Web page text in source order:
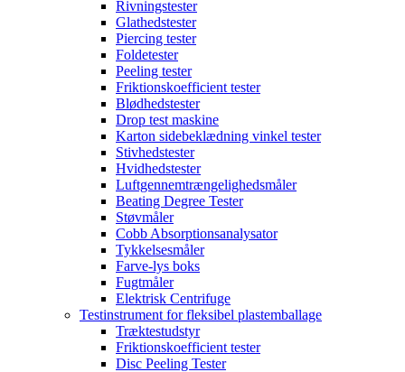
Rivningstester
Glathedstester
Piercing tester
Foldetester
Peeling tester
Friktionskoefficient tester
Blødhedstester
Drop test maskine
Karton sidebeklædning vinkel tester
Stivhedstester
Hvidhedstester
Luftgennemtrængelighedsmåler
Beating Degree Tester
Støvmåler
Cobb Absorptionsanalysator
Tykkelsesmåler
Farve-lys boks
Fugtmåler
Elektrisk Centrifuge
Testinstrument for fleksibel plastemballage
Træktestudstyr
Friktionskoefficient tester
Disc Peeling Tester